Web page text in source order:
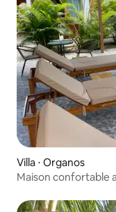
Villa ⋅ Organos
Maison confortable